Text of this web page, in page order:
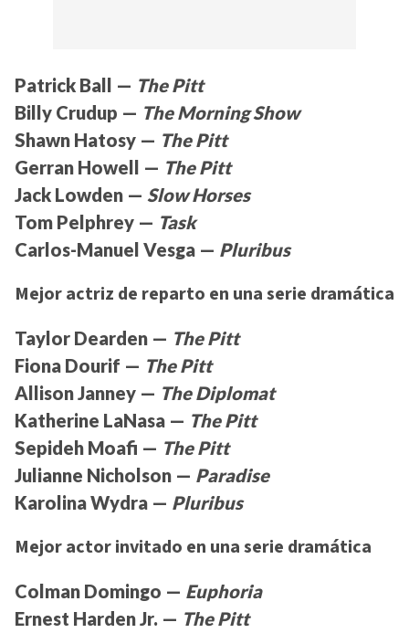
Patrick Ball — The Pitt
Billy Crudup — The Morning Show
Shawn Hatosy — The Pitt
Gerran Howell — The Pitt
Jack Lowden — Slow Horses
Tom Pelphrey — Task
Carlos-Manuel Vesga — Pluribus
Mejor actriz de reparto en una serie dramática
Taylor Dearden — The Pitt
Fiona Dourif — The Pitt
Allison Janney — The Diplomat
Katherine LaNasa — The Pitt
Sepideh Moafi — The Pitt
Julianne Nicholson — Paradise
Karolina Wydra — Pluribus
Mejor actor invitado en una serie dramática
Colman Domingo — Euphoria
Ernest Harden Jr. — The Pitt